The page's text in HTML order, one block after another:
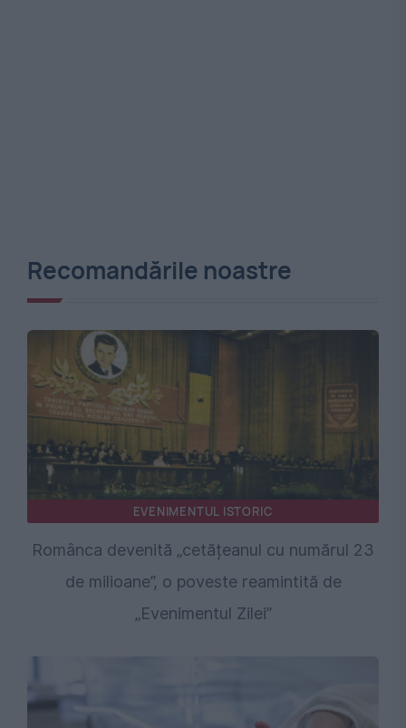
Recomandările noastre
EVENIMENTUL ISTORIC
Românca devenită „cetățeanul cu numărul 23
de milioane”, o poveste reamintită de
„Evenimentul Zilei”